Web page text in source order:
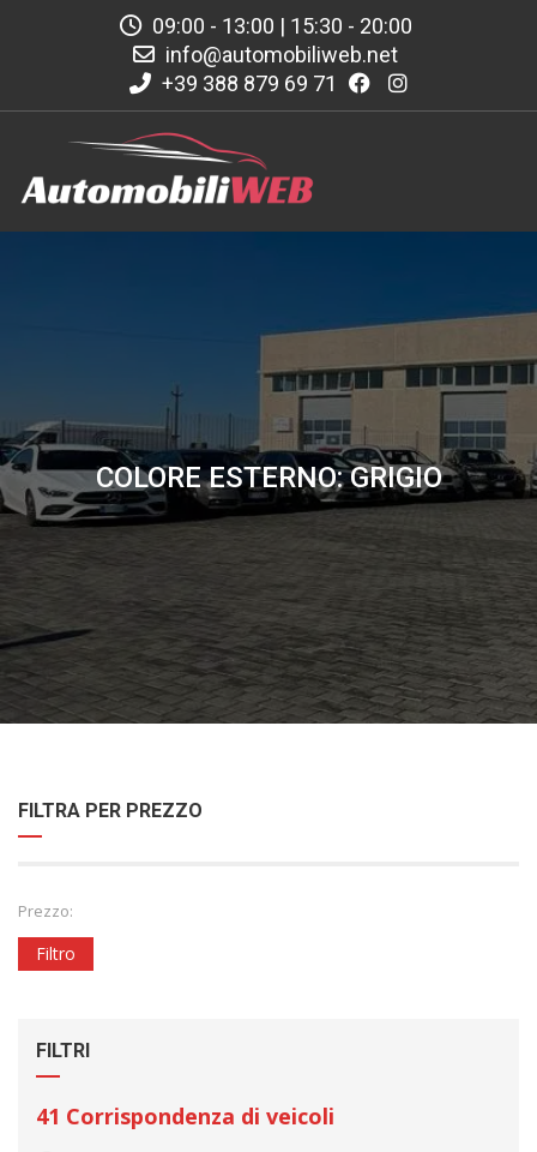
09:00 - 13:00 | 15:30 - 20:00
info@automobiliweb.net
+39 388 879 69 71
COLORE ESTERNO: GRIGIO
FILTRA PER PREZZO
Prezzo:
Filtro
FILTRI
41 Corrispondenza di veicoli